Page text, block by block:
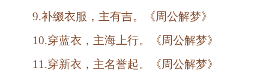
9.补缀衣服，主有吉。《周公解梦》
10.穿蓝衣，主海上行。《周公解梦》
11.穿新衣，主名誉起。《周公解梦》